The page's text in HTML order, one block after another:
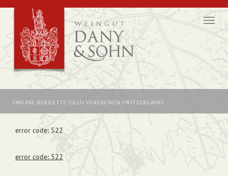
online roulette geld verdienen switzerland
error code: 522
error code: 522